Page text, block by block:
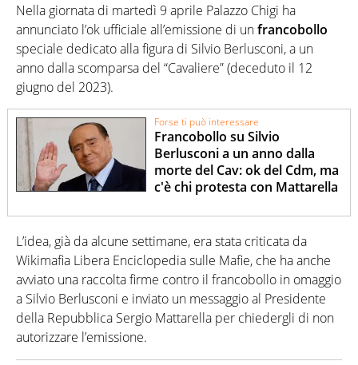
Nella giornata di martedì 9 aprile Palazzo Chigi ha
annunciato l’ok ufficiale all’emissione di unfrancobollo
speciale dedicato alla figura di Silvio Berlusconi, a un
anno dalla scomparsa del “Cavaliere” (deceduto il 12
giugno del 2023).
Forse ti può interessare
Francobollo su Silvio
Berlusconi a un anno dalla
morte del Cav: ok del Cdm, ma
c'è chi protesta con Mattarella
L’idea, già da alcune settimane, era stata criticata da
Wikimafia Libera Enciclopedia sulle Mafie, che ha anche
avviato una raccolta firme contro il francobollo in omaggio
a Silvio Berlusconi e inviato un messaggio al Presidente
della Repubblica Sergio Mattarella per chiedergli di non
autorizzare l’emissione.